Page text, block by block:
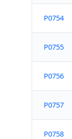
P0754
P0755
P0756
P0757
P0758